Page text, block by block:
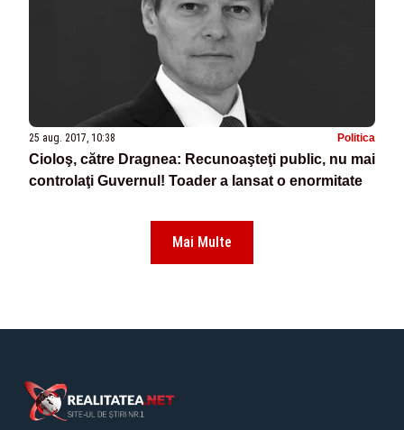
25 aug. 2017, 10:38 Politica
Cioloş, către Dragnea: Recunoaşteţi public, nu mai
controlaţi Guvernul! Toader a lansat o enormitate
Mai Multe